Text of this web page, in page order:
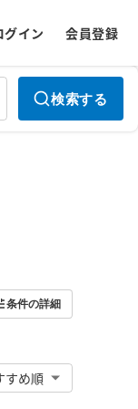
グイン 会員登録
検索する
条件の詳細
すめ順